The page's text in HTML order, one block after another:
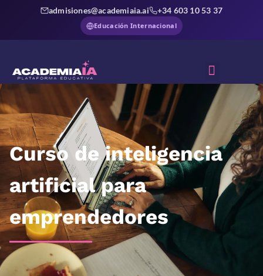
admisiones@academiaia.ai +34 603 10 53 37
Educación Internacional
Curso de inteligencia
artificial para
emprendedores